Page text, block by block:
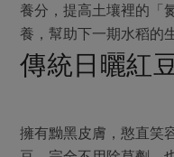
養分，提高土壤裡的「
養，幫助下一期水稻的
傳統日曬紅
擁有黝黑皮膚，憨直笑